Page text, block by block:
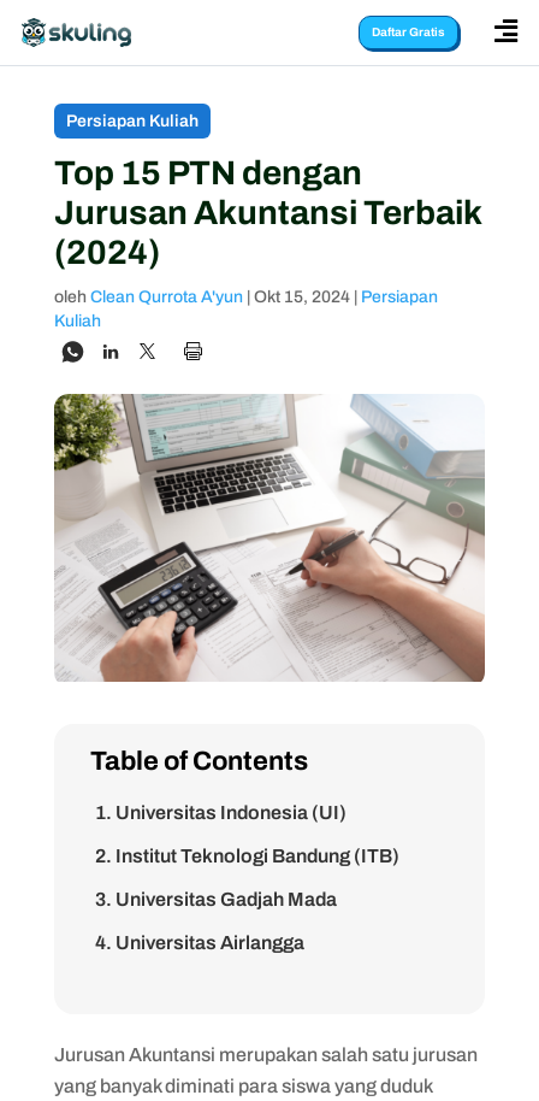
Daftar Gratis 
Persiapan Kuliah
Top 15 PTN dengan
Jurusan Akuntansi Terbaik
(2024)
oleh Clean Qurrota A'yun| Okt 15, 2024| Persiapan
Kuliah
Table of Contents
1. Universitas Indonesia (UI)
2. Institut Teknologi Bandung (ITB)
3. Universitas Gadjah Mada
4. Universitas Airlangga
Jurusan Akuntansi merupakan salah satu jurusan
yang banyak diminati para siswa yang duduk